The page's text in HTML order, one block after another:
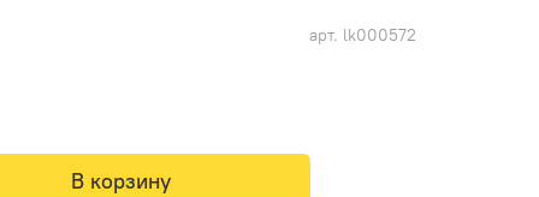
арт. lk000572
В корзину